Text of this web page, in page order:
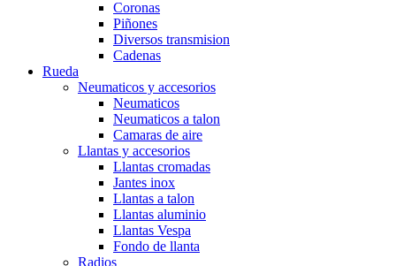
Coronas
Piñones
Diversos transmision
Cadenas
Rueda
Neumaticos y accesorios
Neumaticos
Neumaticos a talon
Camaras de aire
Llantas y accesorios
Llantas cromadas
Jantes inox
Llantas a talon
Llantas aluminio
Llantas Vespa
Fondo de llanta
Radios